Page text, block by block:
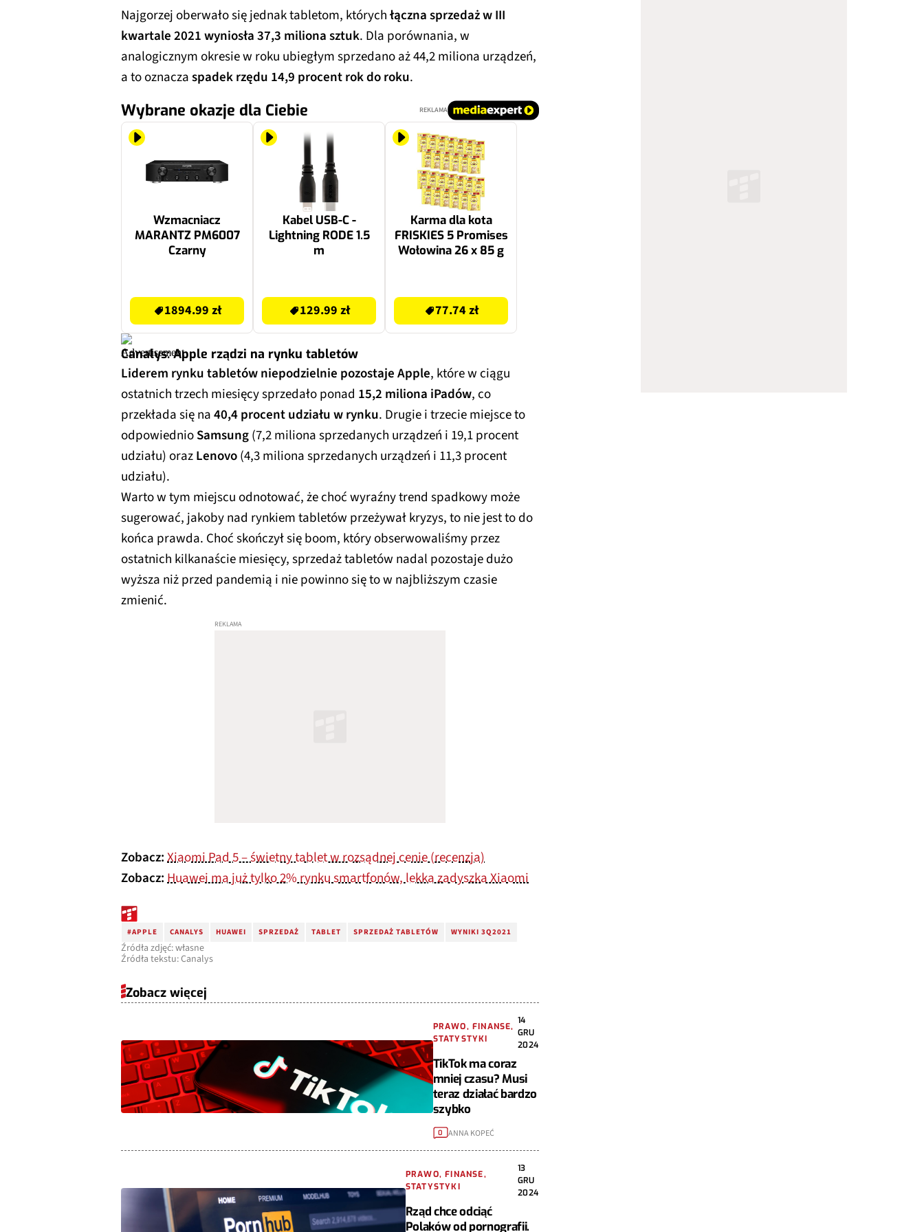
Najgorzej oberwało się jednak tabletom, którychłączna sprzedaż w III
kwartale 2021 wyniosła 37,3 miliona sztuk. Dla porównania, w
analogicznym okresie w roku ubiegłym sprzedano aż 44,2 miliona urządzeń,
a to oznaczaspadek rzędu 14,9 procent rok do roku.
Wybrane okazje dla Ciebie REKLAMA
Wzmacniacz
MARANTZ PM6007
Czarny
1894.99 zł
Kabel USB-C -
Lightning RODE 1.5
m
129.99 zł
Karma dla kota
FRISKIES 5 Promises
Wołowina 26 x 85 g
77.74 zł
Canalys: Apple rządzi na rynku tabletów
Liderem rynku tabletów niepodzielnie pozostaje Apple, które w ciągu
ostatnich trzech miesięcy sprzedało ponad 15,2 miliona iPadów, co
przekłada się na40,4 procent udziału w rynku. Drugie i trzecie miejsce to
odpowiednioSamsung(7,2 miliona sprzedanych urządzeń i 19,1 procent
udziału) orazLenovo(4,3 miliona sprzedanych urządzeń i 11,3 procent
udziału).
Warto w tym miejscu odnotować, że choć wyraźny trend spadkowy może
sugerować, jakoby nad rynkiem tabletów przeżywał kryzys, to nie jest to do
końca prawda. Choć skończył się boom, który obserwowaliśmy przez
ostatnich kilkanaście miesięcy, sprzedaż tabletów nadal pozostaje dużo
wyższa niż przed pandemią i nie powinno się to w najbliższym czasie
zmienić.
Zobacz:Xiaomi Pad 5 – świetny tablet w rozsądnej cenie (recenzja)
Zobacz:Huawei ma już tylko 2% rynku smartfonów, lekka zadyszka Xiaomi
#APPLE CANALYS HUAWEI SPRZEDAŻ TABLET SPRZEDAŻ TABLETÓW WYNIKI 3Q2021
Źródła zdjęć: własne
Źródła tekstu: Canalys
Zobacz więcej
PRAWO, FINANSE,
STATYSTYKI
14
GRU
2024
TikTok ma coraz
mniej czasu? Musi
teraz działać bardzo
szybko
0 ANNA KOPEĆ
PRAWO, FINANSE,
STATYSTYKI
13
GRU
2024
Rząd chce odciąć
Polaków od pornografii.